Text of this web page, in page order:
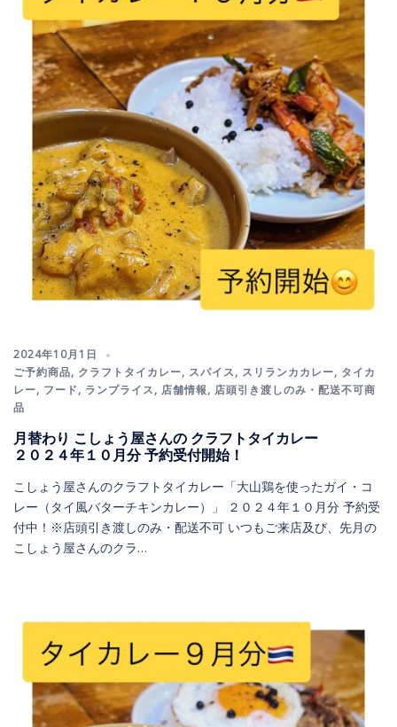
2024年10月1日
ご予約商品, クラフトタイカレー, スパイス, スリランカカレー, タイカ
レー, フード, ランプライス, 店舗情報, 店頭引き渡しのみ・配送不可商
品
月替わり こしょう屋さんの クラフトタイカレー
２０２４年１０月分 予約受付開始！
こしょう屋さんのクラフトタイカレー「大山鶏を使ったガイ・コ
レー（タイ風バターチキンカレー）」 ２０２４年１０月分 予約受
付中！※店頭引き渡しのみ・配送不可 いつもご来店及び、先月の
こしょう屋さんのクラ…